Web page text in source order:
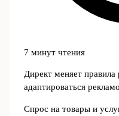
7 минут чтения
Директ меняет
адаптироваться
Спрос на товары и